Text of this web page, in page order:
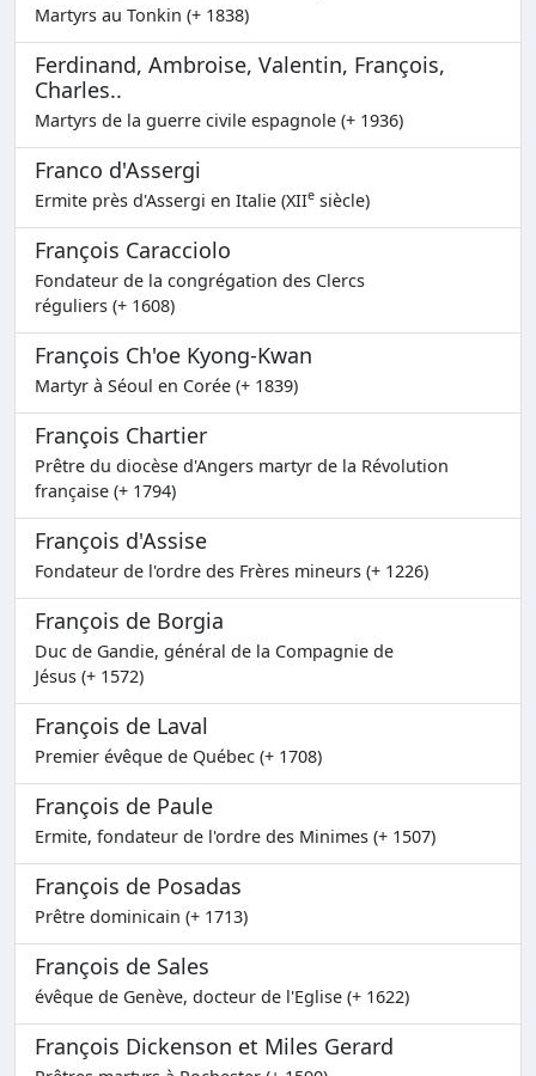
Martyrs au Tonkin (+ 1838)
Ferdinand, Ambroise, Valentin, François,
Charles..
Martyrs de la guerre civile espagnole (+ 1936)
Franco d'Assergi
Ermite près d'Assergi en Italie (XIIe siècle)
François Caracciolo
Fondateur de la congrégation des Clercs
réguliers (+ 1608)
François Ch'oe Kyong-Kwan
Martyr à Séoul en Corée (+ 1839)
François Chartier
Prêtre du diocèse d'Angers martyr de la Révolution
française (+ 1794)
François d'Assise
Fondateur de l'ordre des Frères mineurs (+ 1226)
François de Borgia
Duc de Gandie, général de la Compagnie de
Jésus (+ 1572)
François de Laval
Premier évêque de Québec (+ 1708)
François de Paule
Ermite, fondateur de l'ordre des Minimes (+ 1507)
François de Posadas
Prêtre dominicain (+ 1713)
François de Sales
évêque de Genève, docteur de l'Eglise (+ 1622)
François Dickenson et Miles Gerard